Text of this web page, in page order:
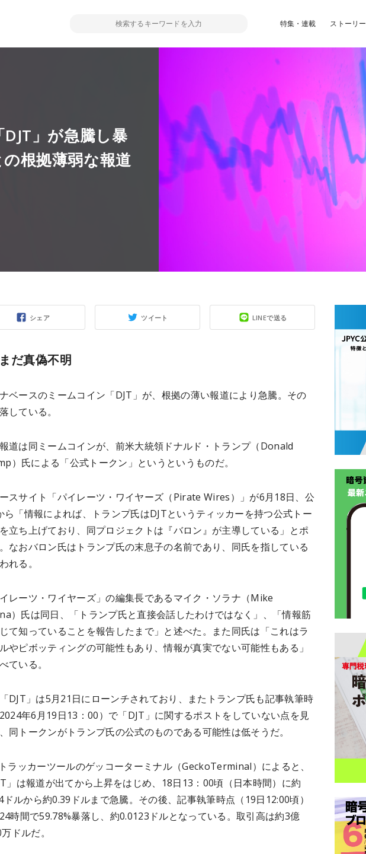
特集・連載 ストーリー
」が急騰し暴
根拠薄弱な報道
シェア ツイート LINEで送る
だ真偽不明
ベースのミームコイン「DJT」が、根拠の薄い報道により急騰。その
している。
道は同ミームコインが、前米大統領ドナルド・トランプ（Donald
）氏による「公式トークン」というというものだ。
スサイト「パイレーツ・ワイヤーズ（Pirate Wires）」が6月18日、公
ら「情報によれば、トランプ氏はDJTというティッカーを持つ公式トー
立ち上げており、同プロジェクトは『バロン』が主導している」とポ
なおバロン氏はトランプ氏の末息子の名前であり、同氏を指している
れる。
イレーツ・ワイヤーズ」の編集長であるマイク・ソラナ（Mike
）氏は同日、「トランプ氏と直接会話したわけではなく」、「情報筋
て知っていることを報告したまで」と述べた。また同氏は「これはラ
やピボッティングの可能性もあり、情報が真実でない可能性もある」
ている。
DJT」は5月21日にローンチされており、またトランプ氏も記事執筆時
年6月19日13：00）で「DJT」に関するポストをしていない点を見
同トークンがトランプ氏の公式のものである可能性は低そうだ。
ラッカーツールのゲッコーターミナル（GeckoTerminal）によると、
」は報道が出てから上昇をはじめ、18日13：00頃（日本時間）に約
ドルから約0.39ドルまで急騰。その後、記事執筆時点（19日12:00頃）
時間で59.78%暴落し、約0.0123ドルとなっている。取引高は約3億
ドルだ。